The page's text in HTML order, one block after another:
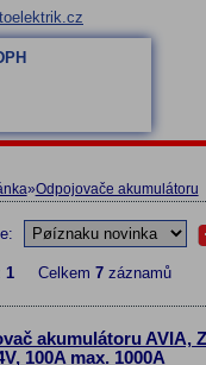
»Odpojovače akumulátoru
1Celkem 7záznamů
akumulátoru AVIA,
100A max. 1000A